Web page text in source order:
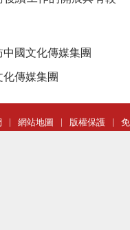
國文化傳媒集團
化傳媒集團